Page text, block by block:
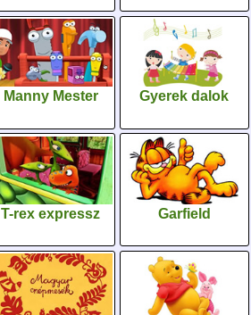
Manny Mester Gyerek dalok
T-rex expressz Garfield